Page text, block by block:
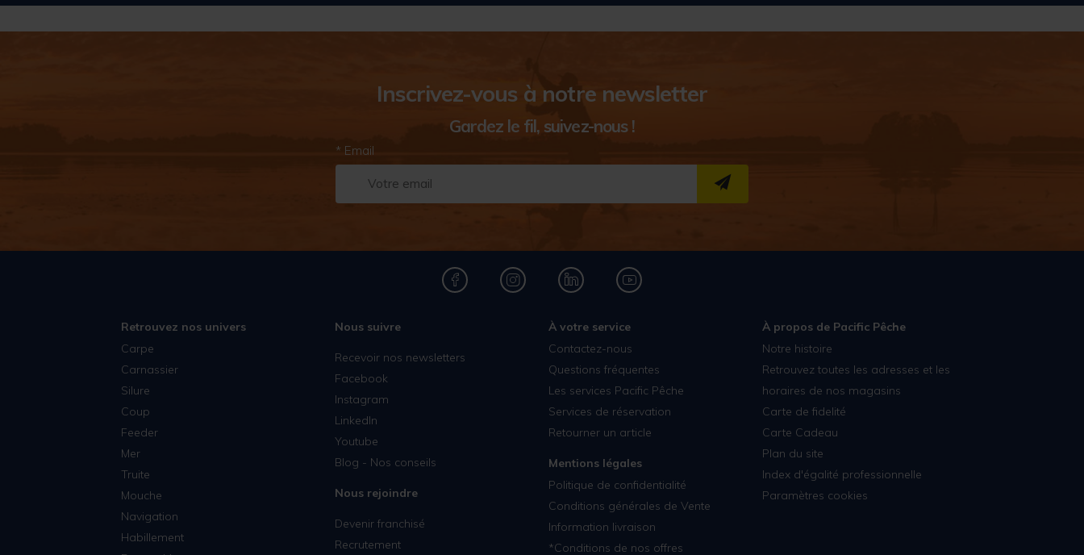
Inscrivez-vous à notre newsletter
Gardez le fil, suivez-nous !
* Email
S''INSCRIRE
Retrouvez nos univers
Carpe
Carnassier
Silure
Coup
Feeder
Mer
Truite
Mouche
Navigation
Habillement
Nous suivre
Recevoir nos newsletters
Facebook
Instagram
LinkedIn
Youtube
Blog - Nos conseils
Nous rejoindre
Devenir franchisé
Recrutement
À votre service
Contactez-nous
Questions fréquentes
Les services Pacific Pêche
Services de réservation
Retourner un article
Mentions légales
Politique de confidentialité
Conditions générales de Vente
Information livraison
*Conditions de nos offres
À propos de Pacific Pêche
Notre histoire
Retrouvez toutes les adresses et les
horaires de nos magasins
Carte de fidelité
Carte Cadeau
Plan du site
Index d'égalité professionnelle
Paramètres cookies